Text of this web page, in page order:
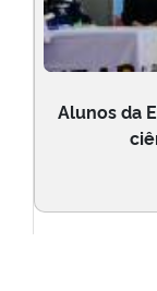
Alunos da